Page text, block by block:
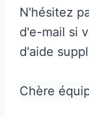
N'hésitez
d'e-mail si
d'aide
Chère